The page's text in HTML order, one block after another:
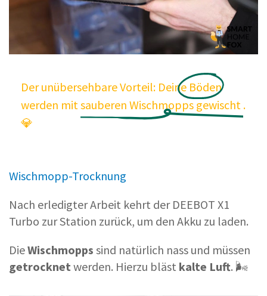
Der unübersehbare Vorteil: Deine Böden
werden mitsauberen Wischmopps gewischt .
💎
Wischmopp-Trocknung
Nach erledigter Arbeit kehrt der DEEBOT X1
Turbo zur Station zurück, um den Akku zu laden.
DieWischmopps sind natürlich nass und müssen
getrocknet werden. Hierzu bläst kalte Luft. 🌬️